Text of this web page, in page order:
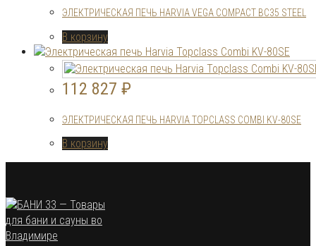
ЭЛЕКТРИЧЕСКАЯ ПЕЧЬ HARVIA VEGA COMPACT BC35 STEEL
В корзину
112 827 ₽
ЭЛЕКТРИЧЕСКАЯ ПЕЧЬ HARVIA TOPCLASS COMBI KV-80SE
В корзину